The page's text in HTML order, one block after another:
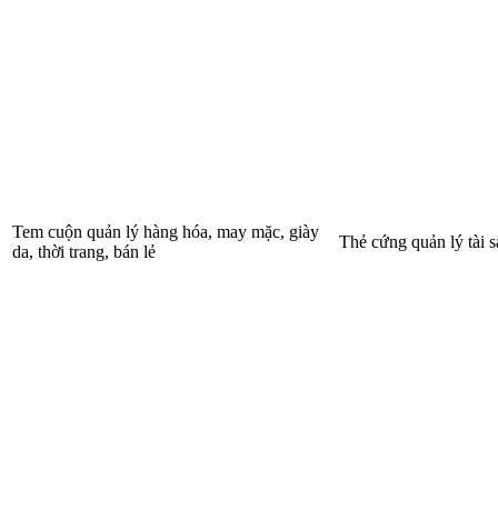
Tem cuộn quản lý hàng hóa, may mặc, giày
da, thời trang, bán lẻ
Thẻ cứng quản lý tài